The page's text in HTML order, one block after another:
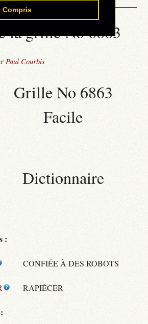
Compris
la grille No 6863
Paul Courbis
Grille No 6863
Facile
Dictionnaire
:
CONFIÉE À DES ROBOTS
RAPIÉCER